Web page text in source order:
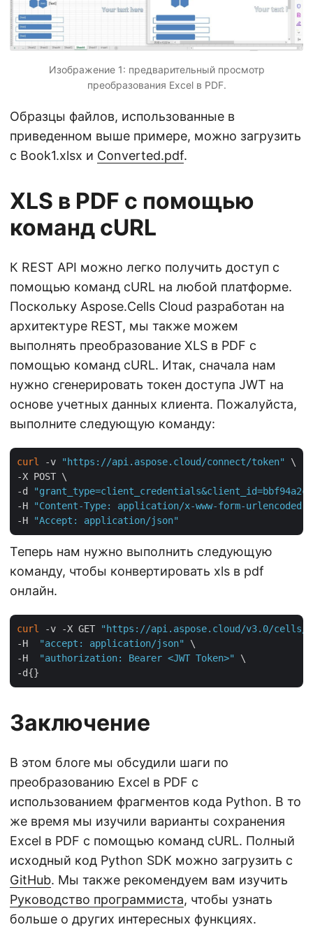
Изображение 1: предварительный просмотр
преобразования Excel в PDF.
Образцы файлов, использованные в
приведенном выше примере, можно загрузить
с Book1.xlsx и Converted.pdf.
XLS в PDF с помощью
команд cURL
К REST API можно легко получить доступ с
помощью команд cURL на любой платформе.
Поскольку Aspose.Cells Cloud разработан на
архитектуре REST, мы также можем
выполнять преобразование XLS в PDF с
помощью команд cURL. Итак, сначала нам
нужно сгенерировать токен доступа JWT на
основе учетных данных клиента. Пожалуйста,
выполните следующую команду:
curl -v "https://api.aspose.cloud/connect/token"
\
-X POST \
-d
"grant_type=client_credentials&client_id=bbf94a2c-
-H
"Content-Type: application/x-www-form-urlencoded"
-H
"Accept: application/json"
Теперь нам нужно выполнить следующую
команду, чтобы конвертировать xls в pdf
онлайн.
curl -v -X GET
"https://api.aspose.cloud/v3.0/cells/
-H
"accept: application/json"
\
-H
"authorization: Bearer <JWT Token>"
\
Заключение
В этом блоге мы обсудили шаги по
преобразованию Excel в PDF с
использованием фрагментов кода Python. В то
же время мы изучили варианты сохранения
Excel в PDF с помощью команд cURL. Полный
исходный код Python SDK можно загрузить с
GitHub. Мы также рекомендуем вам изучить
Руководство программиста, чтобы узнать
больше о других интересных функциях.